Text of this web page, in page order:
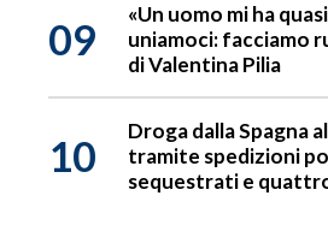
09
«Un uomo mi ha
uniamoci: facciamo
di Valentina Pilia
10
Droga dalla Spagna
tramite spedizioni
sequestrati e